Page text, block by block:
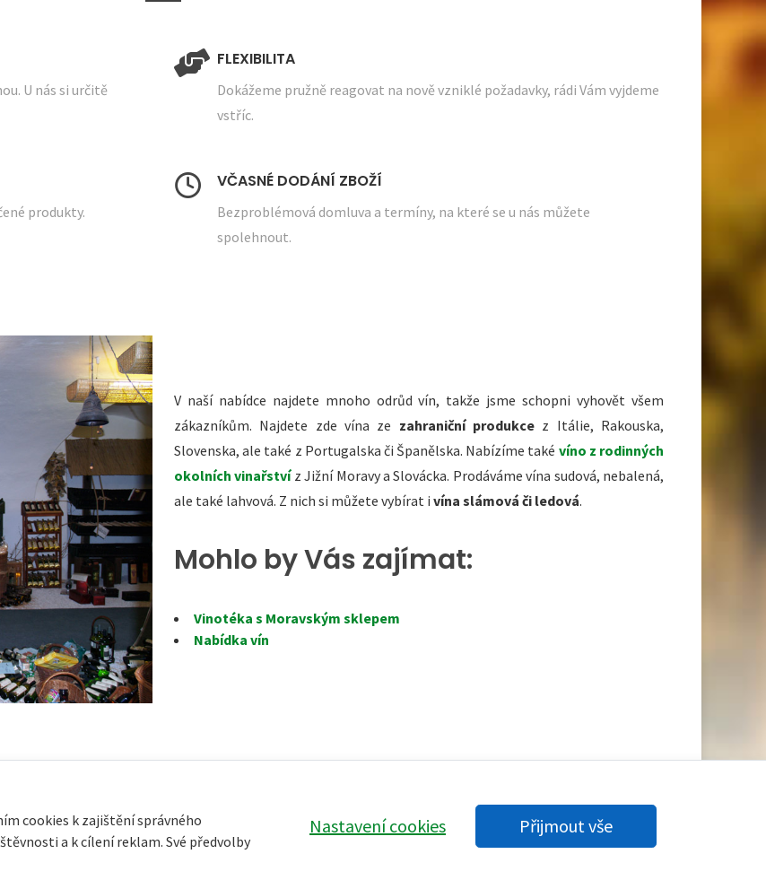
U nás si určitě
produkty.
FLEXIBILITA
Dokážeme pružně reagovat na nově vzniklé požadavky, rádi Vám vyjdeme
vstříc.
VČASNÉ DODÁNÍ ZBOŽÍ
Bezproblémová domluva a termíny, na které se u nás můžete
spolehnout.
V naší nabídce najdete mnoho odrůd vín, takže jsme schopni vyhovět všem
zákazníkům. Najdete zde vína ze zahraniční produkce z Itálie, Rakouska,
Slovenska, ale také z Portugalska či Španělska. Nabízíme také víno z rodinných
okolních vinařstvíz Jižní Moravy a Slovácka. Prodáváme vína sudová, nebalená,
ale také lahvová. Z nich si můžete vybírat i vína slámová či ledová.
Mohlo by Vás zajímat:
Vinotéka s Moravským sklepem
Nabídka vín
cookies k zajištění správného
a k cílení reklam. Své předvolby
Nastavení cookies Přijmout vše